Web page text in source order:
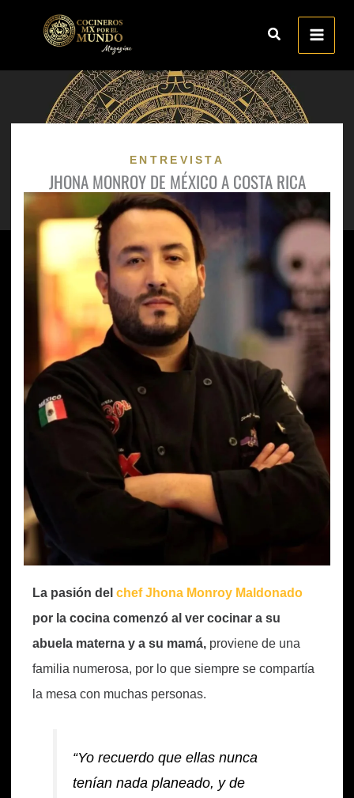
ENTREVISTA
JHONA MONROY DE MÉXICO A COSTA RICA
La pasión del chef Jhona Monroy Maldonado
por la cocina comenzó al ver cocinar a su
abuela materna y a su mamá, proviene de una
familia numerosa, por lo que siempre se compartía
la mesa con muchas personas.
“Yo recuerdo que ellas nunca
tenían nada planeado, y de